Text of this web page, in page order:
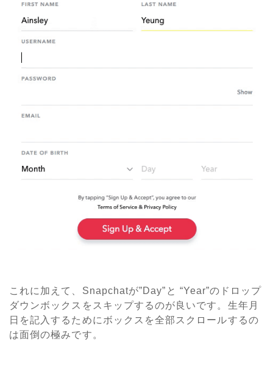
これに加えて、Snapchatが”Day”と “Year”のドロップ
ダウンボックスをスキップするのが良いです。生年月
日を記入するためにボックスを全部スクロールするの
は面倒の極みです。